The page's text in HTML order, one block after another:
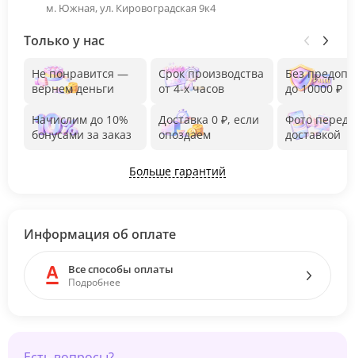
м. Южная, ул. Кировоградская 9к4
Только у нас
Не понравится —
вернем деньги
Начислим до 10%
бонусами за заказ
Срок производства
от 4-х часов
Доставка 0 ₽, если
опоздаем
Без
до 10000 ₽
Фото перед
доставкой
Больше гарантий
Информация об оплате
Все способы оплаты
Подробнее